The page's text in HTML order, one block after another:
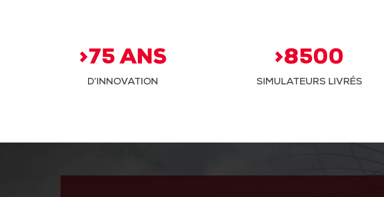
>75 ANS
D’INNOVATION
>8500
SIMULATEURS LIVRÉS